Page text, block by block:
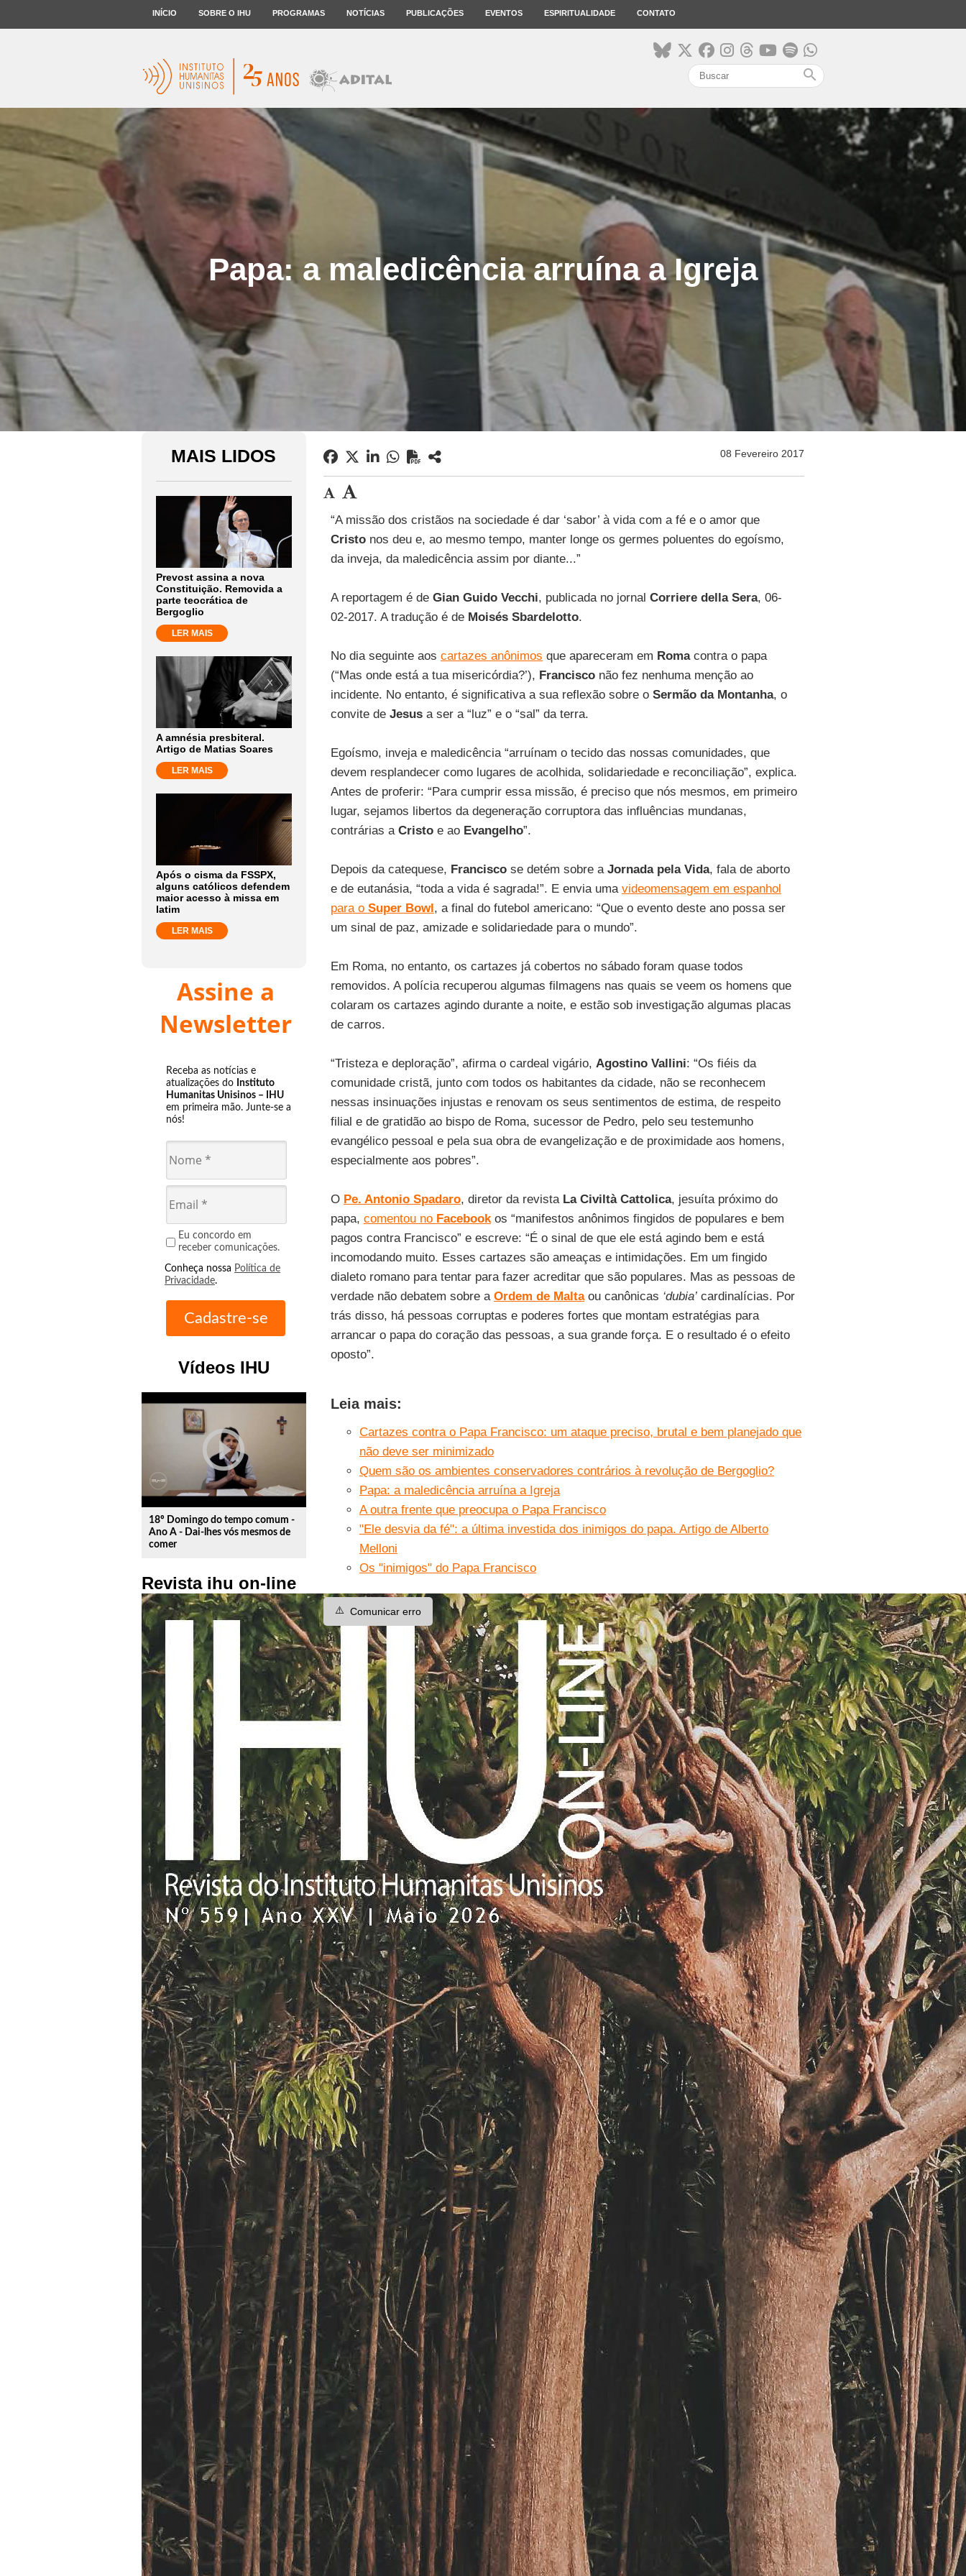
INÍCIO SOBRE O IHU PROGRAMAS NOTÍCIAS PUBLICAÇÕES EVENTOS ESPIRITUALIDADE CONTATO
search
Papa: a maledicência arruína a Igreja
MAIS LIDOS
Prevost assina a nova
Constituição. Removida a
parte teocrática de
Bergoglio
LER MAIS
A amnésia presbiteral.
Artigo de Matias Soares
LER MAIS
Após o cisma da FSSPX,
alguns católicos defendem
maior acesso à missa em
latim
LER MAIS
Assine a
Newsletter
Receba as notícias e
atualizações do Instituto
Humanitas Unisinos – IHU
em primeira mão. Junte-se a
nós!
Eu concordo em
receber comunicações.
Conheça nossa Política de
Privacidade.
Vídeos IHU
play_circle_outline
18º Domingo do tempo comum -
Ano A - Dai-lhes vós mesmos de
comer
Revista ihu on-line
08 Fevereiro 2017
“A missão dos cristãos na sociedade é dar ‘sabor’ à vida com a fé e o amor que
Cristonos deu e, ao mesmo tempo, manter longe os germes poluentes do egoísmo,
da inveja, da maledicência assim por diante...”
A reportagem é de Gian Guido Vecchi, publicada no jornal Corriere della Sera, 06-
02-2017. A tradução é de Moisés Sbardelotto.
No dia seguinte aos cartazes anônimos que apareceram em Romacontra o papa
(“Mas onde está a tua misericórdia?’), Francisconão fez nenhuma menção ao
incidente. No entanto, é significativa a sua reflexão sobre o Sermão da Montanha, o
convite de Jesusa ser a “luz” e o “sal” da terra.
Egoísmo, inveja e maledicência “arruínam o tecido das nossas comunidades, que
devem resplandecer como lugares de acolhida, solidariedade e reconciliação”, explica.
Antes de proferir: “Para cumprir essa missão, é preciso que nós mesmos, em primeiro
lugar, sejamos libertos da degeneração corruptora das influências mundanas,
contrárias a Cristoe ao Evangelho”.
Depois da catequese, Franciscose detém sobre a Jornada pela Vida, fala de aborto
e de eutanásia, “toda a vida é sagrada!”. E envia uma videomensagem em espanhol
para o Super Bowl, a final do futebol americano: “Que o evento deste ano possa ser
um sinal de paz, amizade e solidariedade para o mundo”.
Em Roma, no entanto, os cartazes já cobertos no sábado foram quase todos
removidos. A polícia recuperou algumas filmagens nas quais se veem os homens que
colaram os cartazes agindo durante a noite, e estão sob investigação algumas placas
de carros.
“Tristeza e deploração”, afirma o cardeal vigário, Agostino Vallini: “Os fiéis da
comunidade cristã, junto com todos os habitantes da cidade, não se reconhecem
nessas insinuações injustas e renovam os seus sentimentos de estima, de respeito
filial e de gratidão ao bispo de Roma, sucessor de Pedro, pelo seu testemunho
evangélico pessoal e pela sua obra de evangelização e de proximidade aos homens,
especialmente aos pobres”.
O Pe. Antonio Spadaro, diretor da revista La Civiltà Cattolica, jesuíta próximo do
papa, comentou no Facebookos “manifestos anônimos fingidos de populares e bem
pagos contra Francisco” e escreve: “É o sinal de que ele está agindo bem e está
incomodando muito. Esses cartazes são ameaças e intimidações. Em um fingido
dialeto romano para tentar para fazer acreditar que são populares. Mas as pessoas de
verdade não debatem sobre a Ordem de Maltaou canônicas ‘dubia’cardinalícias. Por
trás disso, há pessoas corruptas e poderes fortes que montam estratégias para
arrancar o papa do coração das pessoas, a sua grande força. E o resultado é o efeito
oposto”.
Leia mais:
Cartazes contra o Papa Francisco: um ataque preciso, brutal e bem planejado que
não deve ser minimizado
Quem são os ambientes conservadores contrários à revolução de Bergoglio?
Papa: a maledicência arruína a Igreja
A outra frente que preocupa o Papa Francisco
"Ele desvia da fé": a última investida dos inimigos do papa. Artigo de Alberto
Melloni
Os "inimigos" do Papa Francisco
⚠️ Comunicar erro